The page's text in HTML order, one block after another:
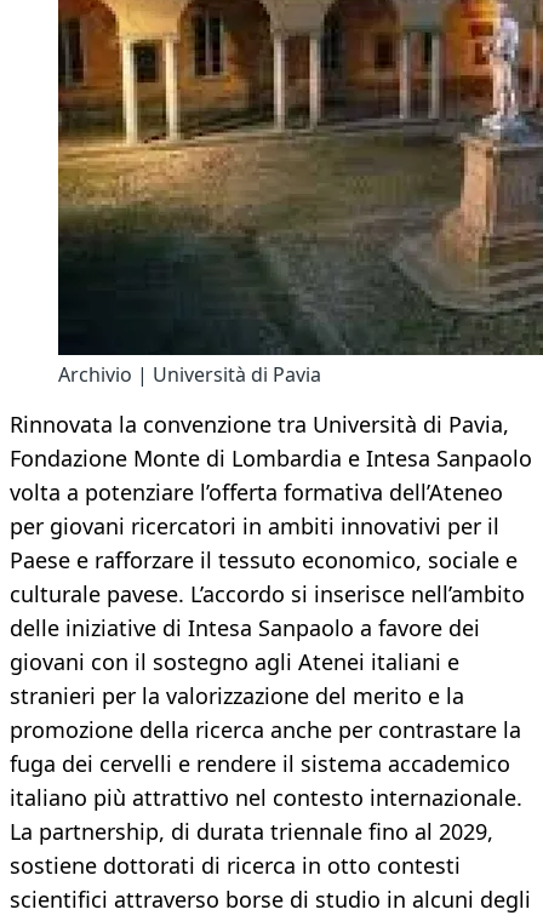
Archivio | Università di Pavia
Rinnovata la convenzione tra Università di Pavia,
Fondazione Monte di Lombardia e Intesa Sanpaolo
volta a potenziare l’offerta formativa dell’Ateneo
per giovani ricercatori in ambiti innovativi per il
Paese e rafforzare il tessuto economico, sociale e
culturale pavese. L’accordo si inserisce nell’ambito
delle iniziative di Intesa Sanpaolo a favore dei
giovani con il sostegno agli Atenei italiani e
stranieri per la valorizzazione del merito e la
promozione della ricerca anche per contrastare la
fuga dei cervelli e rendere il sistema accademico
italiano più attrattivo nel contesto internazionale.
La partnership, di durata triennale fino al 2029,
sostiene dottorati di ricerca in otto contesti
scientifici attraverso borse di studio in alcuni degli